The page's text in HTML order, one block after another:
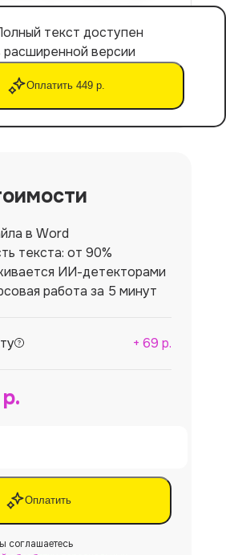
текст доступен
расширенной версии
Оплатить 449 р.
в Word
текста: от 90%
ИИ-детекторами
работа за 5 минут
+ 69 р.
р.
Оплатить
соглашаетесь